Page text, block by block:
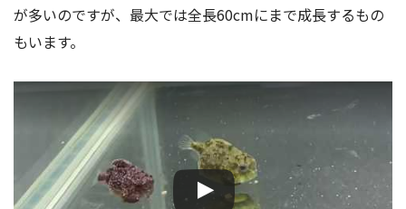
が多いのですが、最大では全長60cmにまで成長するもの
もいます。